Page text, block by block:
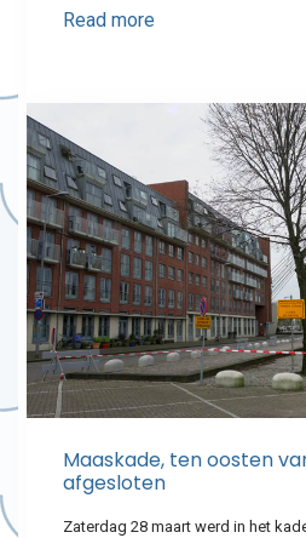
Read more
Maaskade, ten oosten
afgesloten
Zaterdag 28 maart werd in het